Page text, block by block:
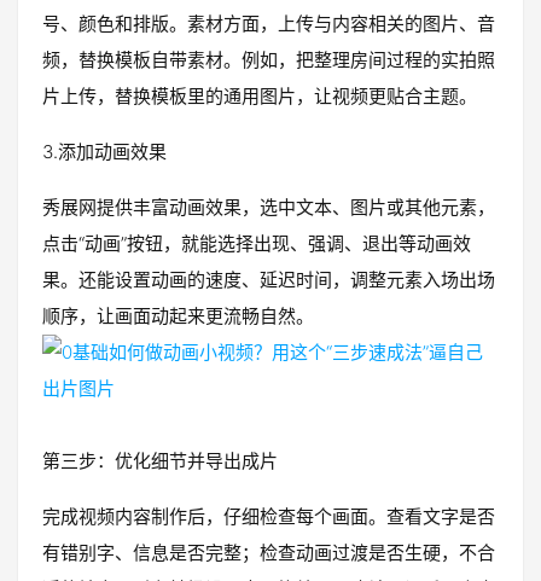
号、颜色和排版。素材方面，上传与内容相关的图片、音
频，替换模板自带素材。例如，把整理房间过程的实拍照
片上传，替换模板里的通用图片，让视频更贴合主题。
3.添加动画效果
秀展网提供丰富动画效果，选中文本、图片或其他元素，
点击“动画”按钮，就能选择出现、强调、退出等动画效
果。还能设置动画的速度、延迟时间，调整元素入场出场
顺序，让画面动起来更流畅自然。
第三步：优化细节并导出成片
完成视频内容制作后，仔细检查每个画面。查看文字是否
有错别字、信息是否完整；检查动画过渡是否生硬，不合